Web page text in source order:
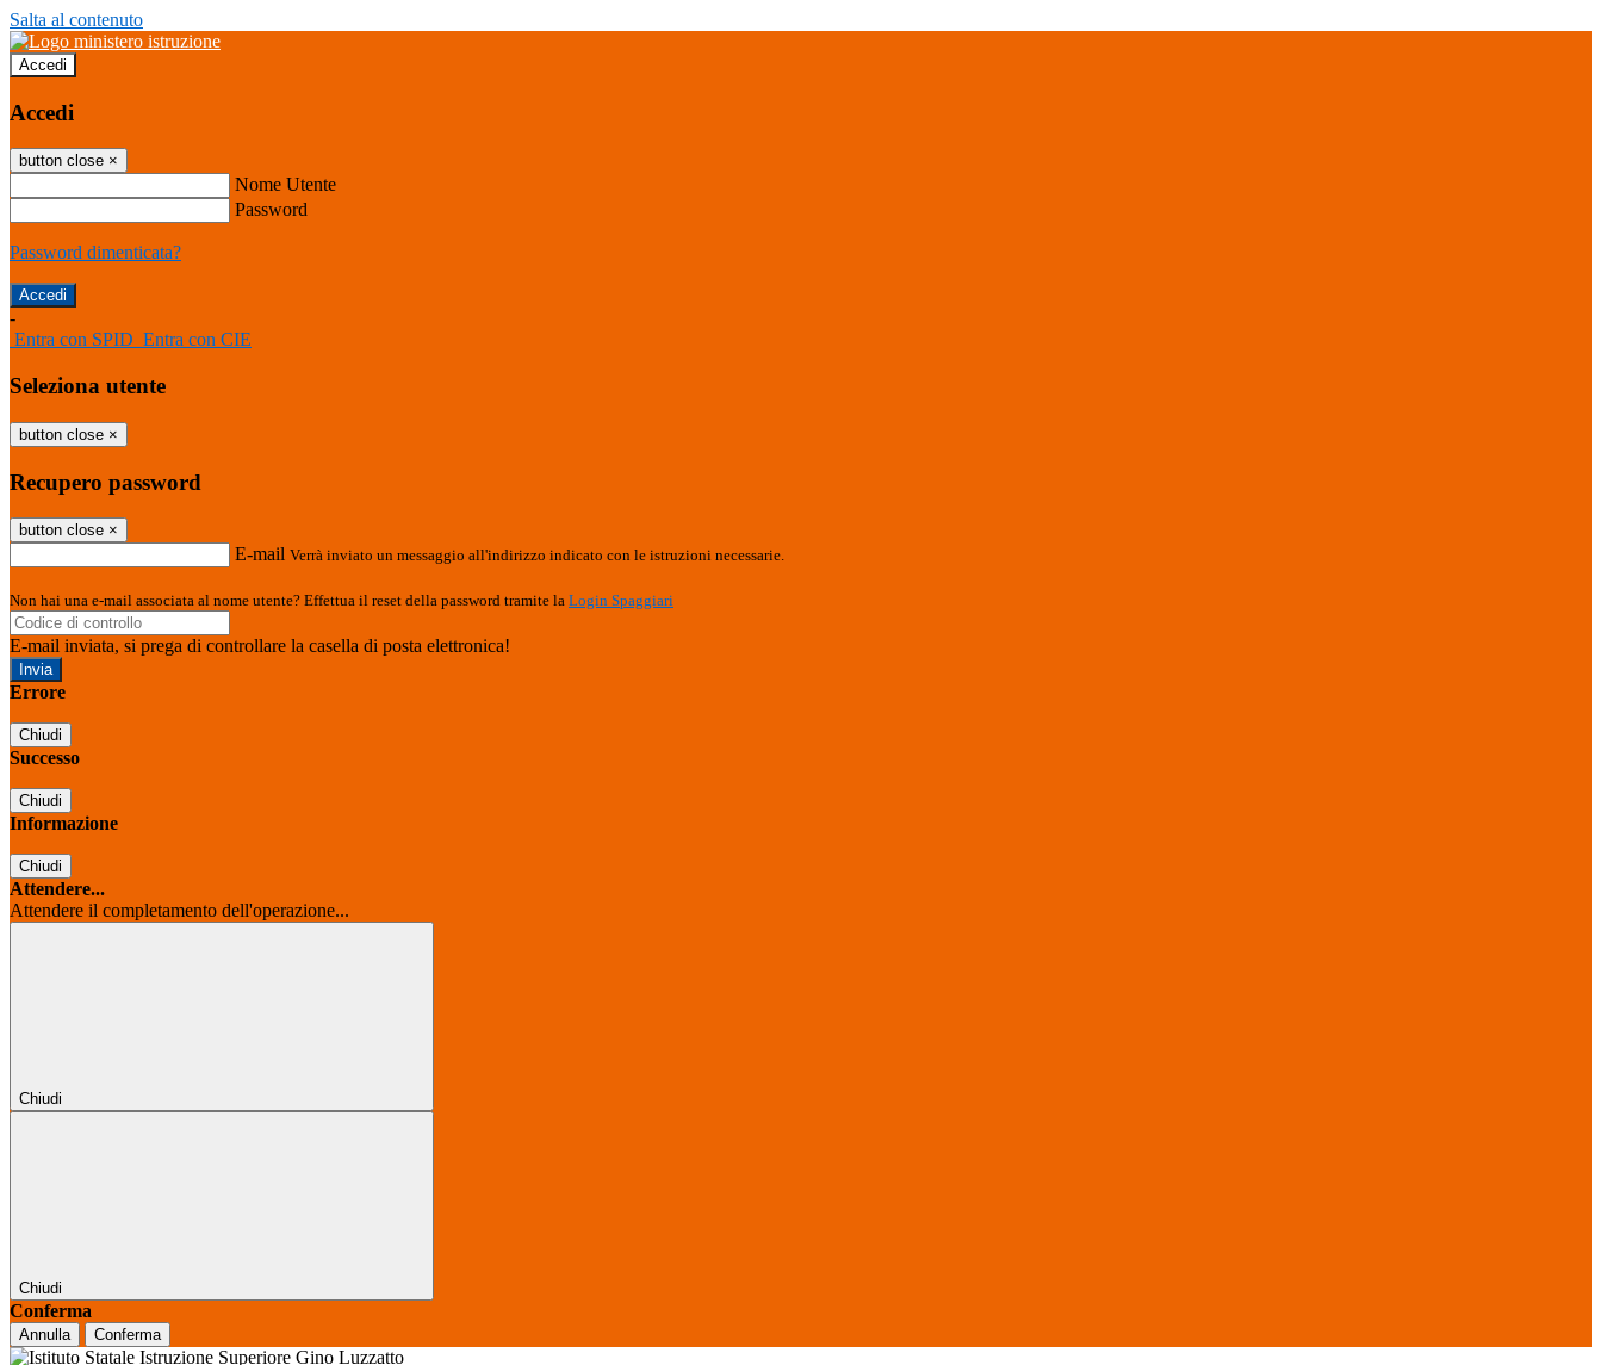
Salta al contenuto
Accedi
Accedi
button close ×
Nome Utente
Password
Password dimenticata?
-
Entra con SPID Entra con CIE
Seleziona utente
button close ×
Recupero password
button close ×
E-mail Verrà inviato un messaggio all'indirizzo indicato con le istruzioni necessarie.
Non hai una e-mail associata al nome utente? Effettua il reset della password tramite la Login Spaggiari
E-mail inviata, si prega di controllare la casella di posta elettronica!
Errore
Chiudi
Successo
Chiudi
Informazione
Chiudi
Attendere...
Attendere il completamento dell'operazione...
Chiudi
Chiudi
Conferma
Annulla Conferma